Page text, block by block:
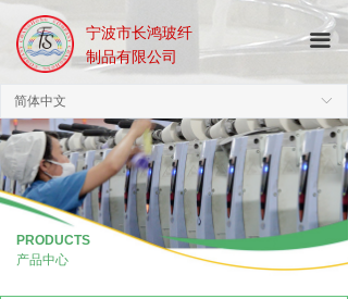
宁波市长鸿玻纤
制品有限公司
끀
ꀅ
简体中文
PRODUCTS
产品中心